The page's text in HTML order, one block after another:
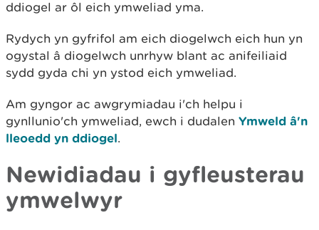
ddiogel ar ôl eich ymweliad yma.
Rydych yn gyfrifol am eich diogelwch eich hun yn
ogystal â diogelwch unrhyw blant ac anifeiliaid
sydd gyda chi yn ystod eich ymweliad.
Am gyngor ac awgrymiadau i'ch helpu i
gynllunio'ch ymweliad, ewch i dudalen Ymweld â'n
lleoedd yn ddiogel.
Newidiadau i gyfleusterau
ymwelwyr